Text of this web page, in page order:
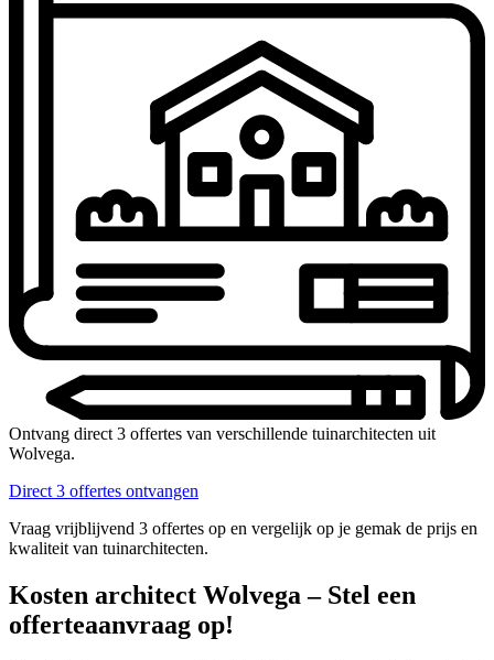
Ontvang direct 3 offertes van verschillende tuinarchitecten uit
Wolvega.
Direct 3 offertes ontvangen
Vraag vrijblijvend 3 offertes op en vergelijk op je gemak de prijs en
kwaliteit van tuinarchitecten.
Kosten architect Wolvega – Stel een
offerteaanvraag op!